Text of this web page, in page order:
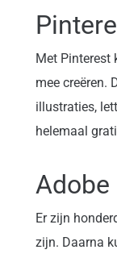
Met Pinterest
mee creëren.
illustraties,
helemaal
Adobe
Er zijn
zijn. Daarna